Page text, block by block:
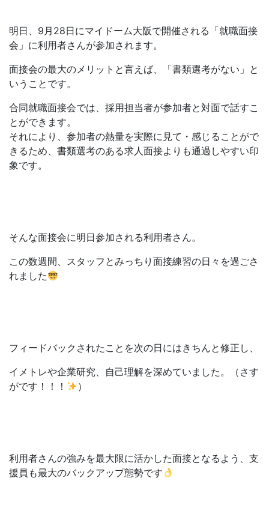
明日、9月28日にマイドーム大阪で開催される「就職面接
会」に利用者さんが参加されます。
面接会の最大のメリットと言えば、「書類選考がない」と
いうことです。
合同就職面接会では、採用担当者が参加者と対面で話すこ
とができます。
それにより、参加者の熱量を実際に見て・感じることがで
きるため、書類選考のある求人面接よりも通過しやすい印
象です。
そんな面接会に明日参加される利用者さん。
この数週間、スタッフとみっちり面接練習の日々を過ごさ
れました
フィードバックされたことを次の日にはきちんと修正し、
イメトレや企業研究、自己理解を深めていました。（さす
がです！！！
）
利用者さんの強みを最大限に活かした面接となるよう、支
援員も最大のバックアップ態勢です